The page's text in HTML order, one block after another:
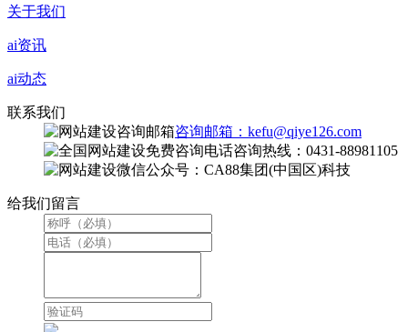
关于我们
ai资讯
ai动态
联系我们
咨询邮箱：kefu@qiye126.com
咨询热线：0431-88981105
微信公众号：CA88集团(中国区)科技
给我们留言